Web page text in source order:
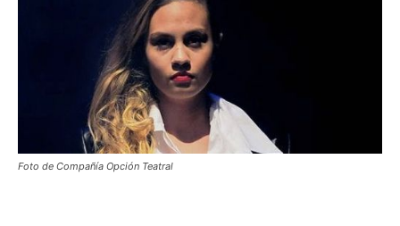
Foto de Compañía Opción Teatral